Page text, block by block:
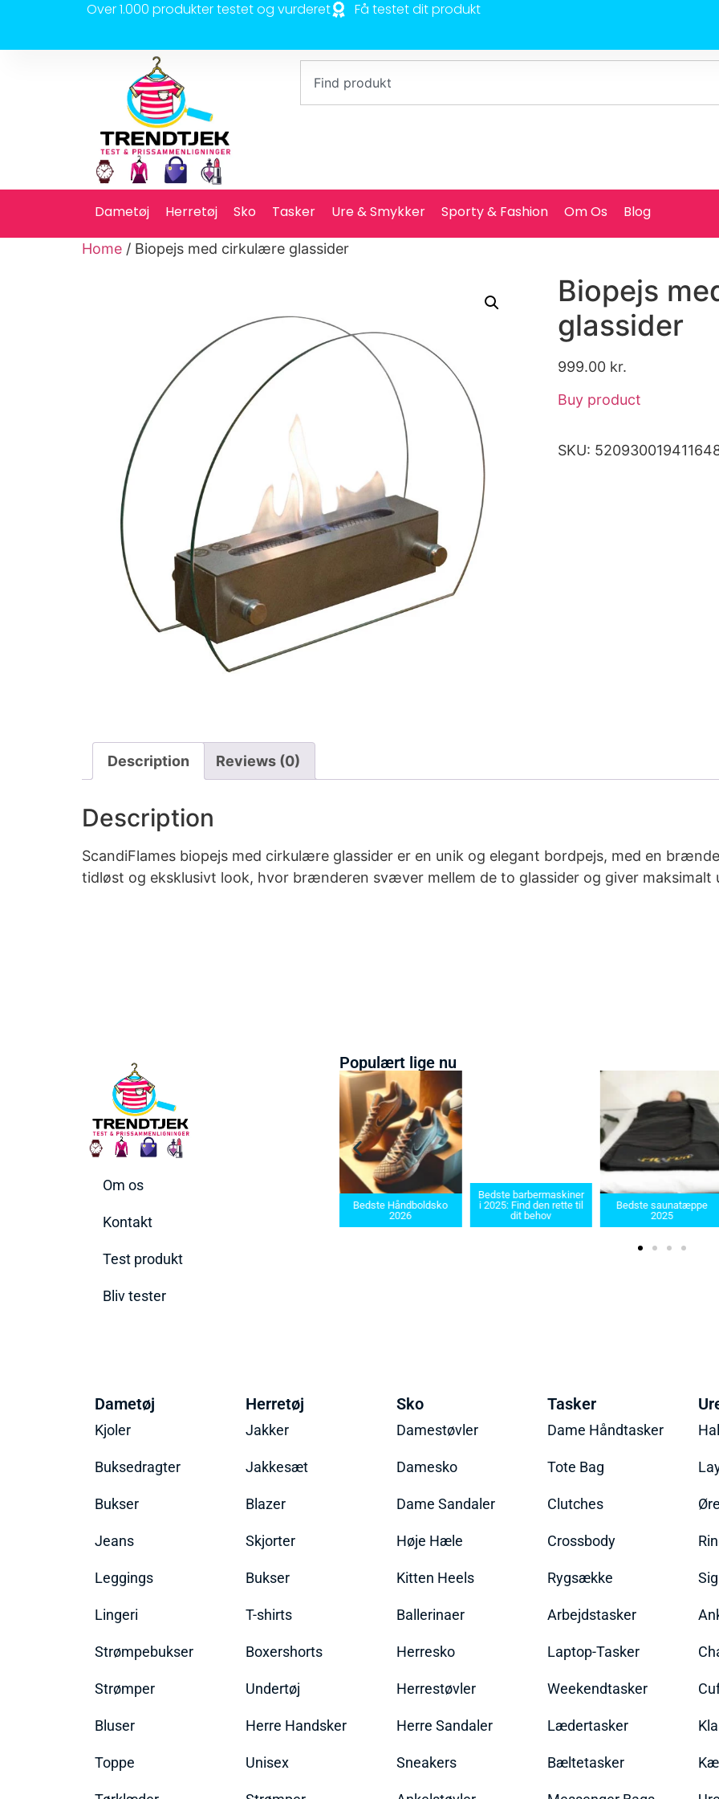
Over 1.000 produkter testet og vurderet Få testet dit produkt
Dametøj Herretøj Sko Tasker Ure & Smykker Sporty & Fashion Om Os Blog
Home / Biopejs med cirkulære glassider
Biopejs
glassider
999.00 kr.
Buy product
SKU:
Description Reviews (0)
Description
ScandiFlames biopejs med cirkulære glassider er en unik og elegant bordpejs, med en
tidløst og eksklusivt look, hvor brænderen svæver mellem de to glassider og giver maksimalt
Om os
Kontakt
Test produkt
Bliv tester
Populært lige nu
2025
Bedste Håndboldsko
2026
Bedste barbermaskiner
i 2025: Find den rette til
dit behov
Bedste saunatæppe
2025
Dametøj
Kjoler
Buksedragter
Bukser
Jeans
Leggings
Lingeri
Strømpebukser
Strømper
Bluser
Toppe
Herretøj
Jakker
Jakkesæt
Blazer
Skjorter
Bukser
T-shirts
Boxershorts
Undertøj
Herre Handsker
Unisex
Sko
Damestøvler
Damesko
Dame Sandaler
Høje Hæle
Kitten Heels
Ballerinaer
Herresko
Herrestøvler
Herre Sandaler
Sneakers
Tasker
Dame Håndtasker
Tote Bag
Clutches
Crossbody
Rygsække
Arbejdstasker
Laptop-Tasker
Weekendtasker
Lædertasker
Bæltetasker